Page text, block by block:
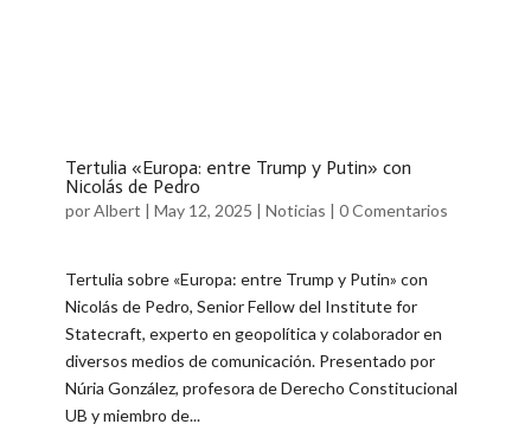
Tertulia «Europa: entre Trump y Putin» con
Nicolás de Pedro
porAlbert | May 12, 2025 | Noticias | 0 Comentarios
Tertulia sobre «Europa: entre Trump y Putin» con
Nicolás de Pedro, Senior Fellow del Institute for
Statecraft, experto en geopolítica y colaborador en
diversos medios de comunicación. Presentado por
Núria González, profesora de Derecho Constitucional
UB y miembro de...